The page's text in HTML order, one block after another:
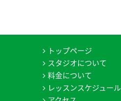
トップページ
スタジオについて
料金について
レッスンスケジュール